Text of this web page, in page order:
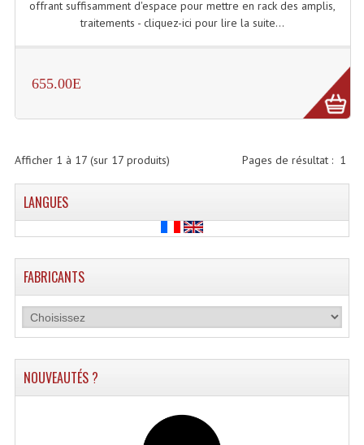
Machines À Brouillard
Machines À Bulles
Machines À Fumée Lourde
Liquide À Brouillard
Liquide À Bulles
Liquide À Neige
Liquides À Fumée
Liquides À Mousse
offrant suffisamment d'espace pour mettre en rack des amplis,
traitements - cliquez-ici pour lire la suite...
655.00E
Pages de résultat : 1
Afficher 1 à 17(sur 17produits)
LANGUES
FABRICANTS
NOUVEAUTÉS ?